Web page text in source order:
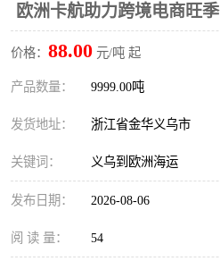
欧洲卡航助力跨境电商旺季
价格： 88.00 元/吨 起
产品数量： 9999.00吨
发货地址： 浙江省金华义乌市
关键词： 义乌到欧洲海运
发布日期： 2026-08-06
阅 读 量： 54